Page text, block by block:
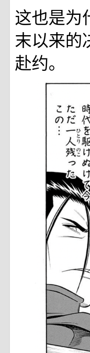
这也是为
末以来的
赴约。